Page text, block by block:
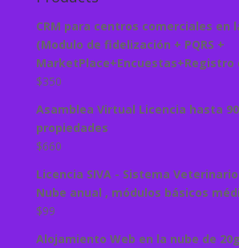
CRM para centros comerciales en
(Modulo de fidelización + PQRS +
$350
Asamblea Virtual Licencia hasta
propiedades
$660
Licencia SIVA - Sistema
Nube anual , módulos básicos
$99
Alojamiento Web en la nube de